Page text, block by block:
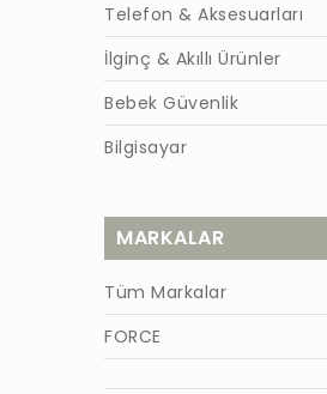
Telefon & Aksesuarları
İlginç & Akıllı Ürünler
Bebek Güvenlik
Bilgisayar
MARKALAR
Tüm Markalar
FORCE